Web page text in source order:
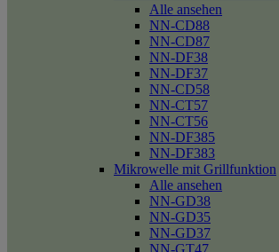
Alle ansehen
NN-CD88
NN-CD87
NN-DF38
NN-DF37
NN-CD58
NN-CT57
NN-CT56
NN-DF385
NN-DF383
Mikrowelle mit Grillfunktion
Alle ansehen
NN-GD38
NN-GD35
NN-GD37
NN-GT47